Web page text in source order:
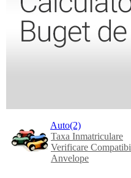
Auto(2)
Taxa Inmatriculare
Verificare
Anvelope